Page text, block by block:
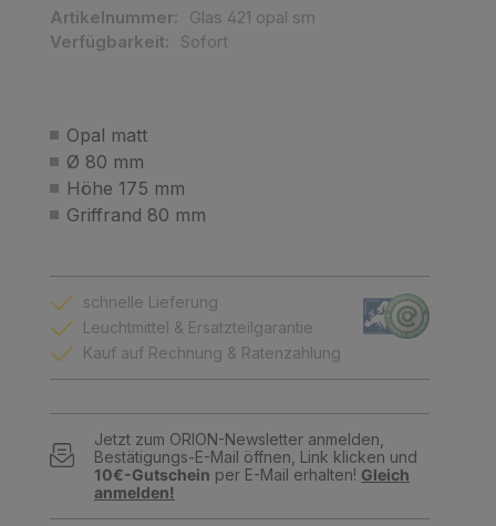
Opal matt
Ø 80 mm
Höhe 175 mm
Griffrand 80 mm
Artikelnummer:
Glas 421 opal sm
Verfügbarkeit:
Sofort
schnelle Lieferung
Leuchtmittel & Ersatzteilgarantie
Kauf auf Rechnung & Ratenzahlung
Jetzt zum ORION-Newsletter anmelden,
Bestätigungs-E-Mail öffnen, Link klicken und
10€-Gutschein per E-Mail erhalten! Gleich
anmelden!